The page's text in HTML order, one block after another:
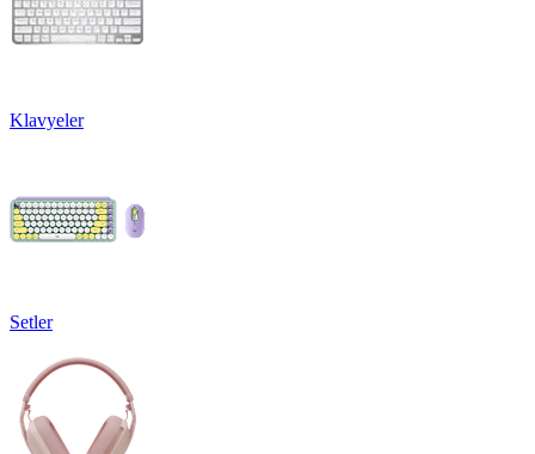
Klavyeler
Setler